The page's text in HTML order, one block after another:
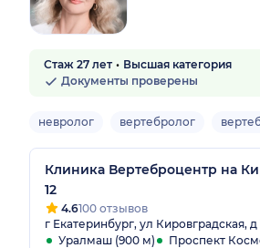
Стаж 27 лет
Высшая категория
Документы проверены
невролог вертебролог
Клиника Вертеброцентр на
12
4.6100 отзывов
г Екатеринбург, ул Кировградская, д
Уралмаш (900 м)
Проспект